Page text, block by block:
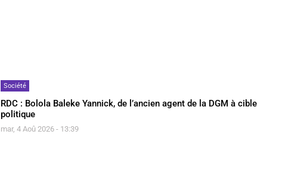
Société
RDC : Bolola Baleke Yannick, de l’ancien agent de la DGM à cible
politique
mar, 4 Aoû 2026 - 13:39